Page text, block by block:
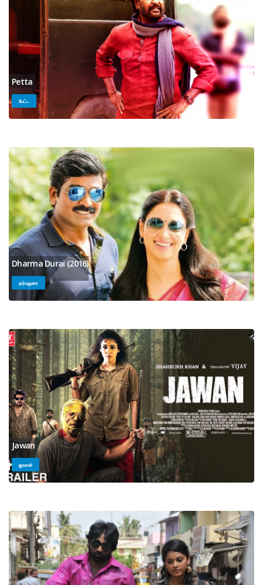
Petta
பேட்ட‌
Dharma Durai (2016)
தர்மதுரை
Jawan
ஜவான்